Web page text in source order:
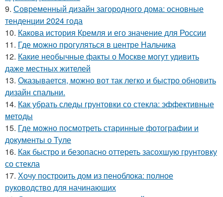
9. Современный дизайн загородного дома: основные
тенденции 2024 года
10. Какова история Кремля и его значение для России
11. Где можно прогуляться в центре Нальчика
12. Какие необычные факты о Москве могут удивить
даже местных жителей
13. Оказывается, можно вот так легко и быстро обновить
дизайн спальни.
14. Как убрать следы грунтовки со стекла: эффективные
методы
15. Где можно посмотреть старинные фотографии и
документы о Туле
16. Как быстро и безопасно оттереть засохшую грунтовку
со стекла
17. Хочу построить дом из пеноблока: полное
руководство для начинающих